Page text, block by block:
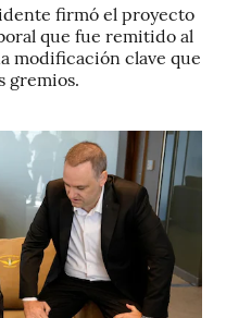
firmó el proyecto
que fue remitido al
modificación clave que
gremios.